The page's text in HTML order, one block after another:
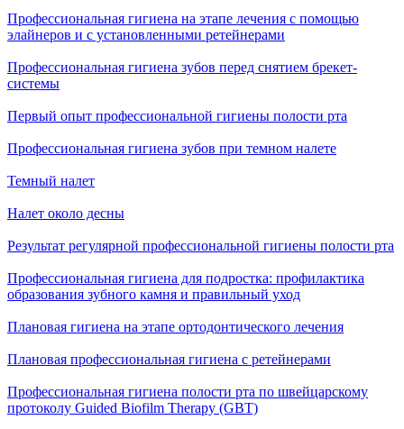
Профессиональная гигиена на этапе лечения с помощью
элайнеров и с установленными ретейнерами
Профессиональная гигиена зубов перед снятием брекет-
системы
Первый опыт профессиональной гигиены полости рта
Профессиональная гигиена зубов при темном налете
Темный налет
Налет около десны
Результат регулярной профессиональной гигиены полости рта
Профессиональная гигиена для подростка: профилактика
образования зубного камня и правильный уход
Плановая гигиена на этапе ортодонтического лечения
Плановая профессиональная гигиена с ретейнерами
Профессиональная гигиена полости рта по швейцарскому
протоколу Guided Biofilm Therapy (GBT)